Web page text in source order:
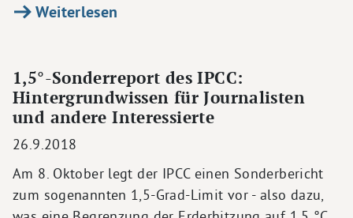
Weiterlesen
1,5°-Sonderreport des IPCC:
Hintergrundwissen für Journalisten
und andere Interessierte
26.9.2018
Am 8. Oktober legt der IPCC einen Sonderbericht
zum sogenannten 1,5-Grad-Limit vor - also dazu,